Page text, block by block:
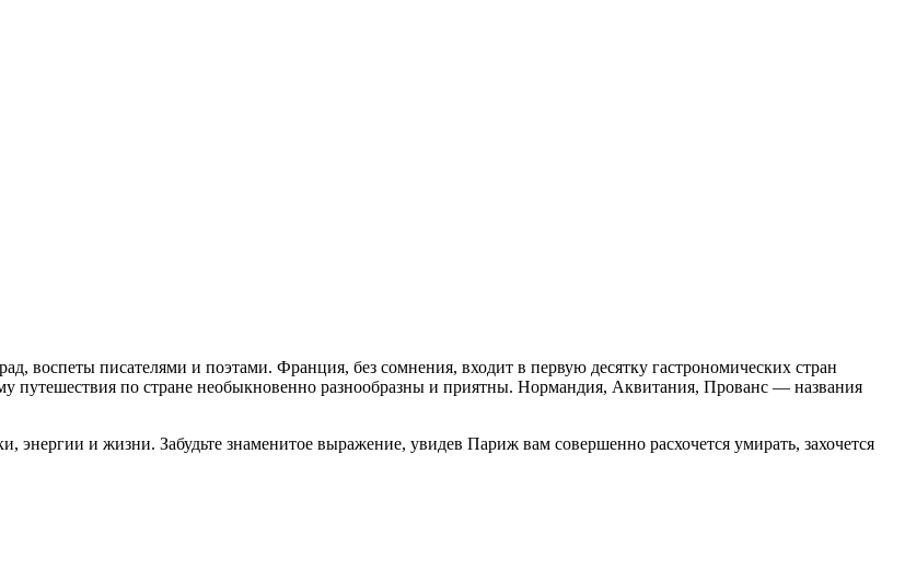
воспеты писателями и поэтами. Франция, без сомнения, входит в первую десятку гастрономических стран
путешествия по стране необыкновенно разнообразны и приятны. Нормандия, Аквитания, Прованс — названия
и жизни. Забудьте знаменитое выражение, увидев Париж вам совершенно расхочется умирать, захочется